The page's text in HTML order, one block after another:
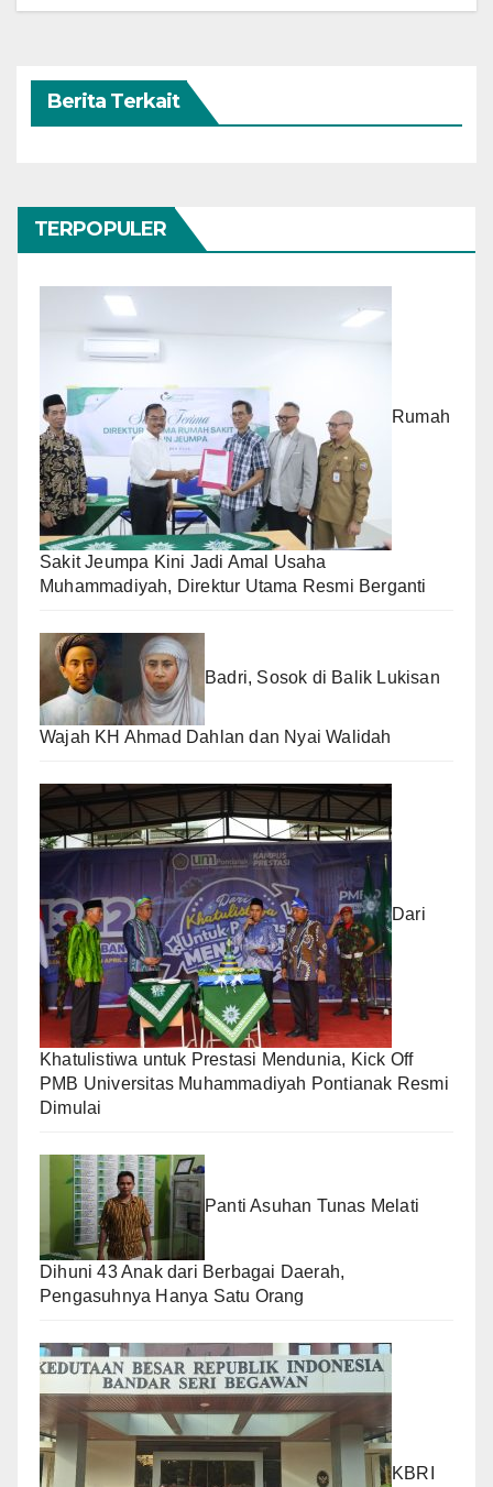
Berita Terkait
TERPOPULER
Rumah
Sakit Jeumpa Kini Jadi Amal Usaha
Muhammadiyah, Direktur Utama Resmi Berganti
Badri, Sosok di Balik Lukisan
Wajah KH Ahmad Dahlan dan Nyai Walidah
Dari
Khatulistiwa untuk Prestasi Mendunia, Kick Off
PMB Universitas Muhammadiyah Pontianak Resmi
Dimulai
Panti Asuhan Tunas Melati
Dihuni 43 Anak dari Berbagai Daerah,
Pengasuhnya Hanya Satu Orang
KBRI